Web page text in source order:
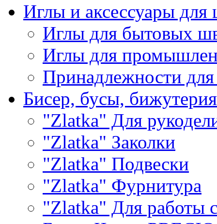
Иглы и аксессуары
Иглы для бытовых
Иглы для
Принадлежности
Бисер, бусы, бижутерия
"Zlatka" Для
"Zlatka" Заколки
"Zlatka" Подвески
"Zlatka" Фурнитура
"Zlatka" Для работы